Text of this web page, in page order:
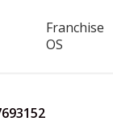
Franchise
OS